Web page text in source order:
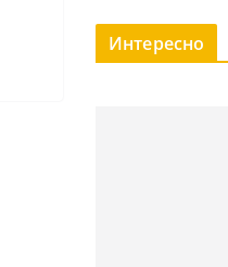
Интересно